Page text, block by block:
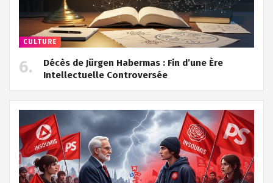
CULTURE
Décès de Jürgen Habermas : Fin d’une Ère
Intellectuelle Controversée